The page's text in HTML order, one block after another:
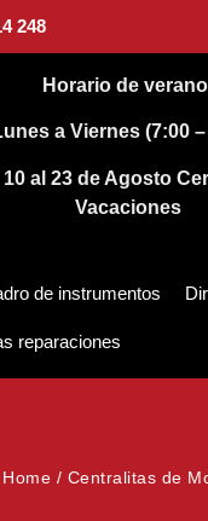
248
Horario de
a Viernes (7:00
10 al 23 de Agosto
Vacaciones
de instrumentos
reparaciones
Home / Centralitas de